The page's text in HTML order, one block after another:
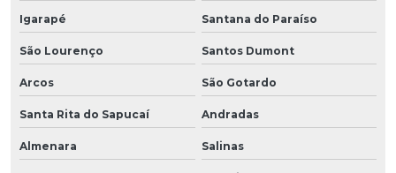
Igarapé Santana do Paraíso
São Lourenço Santos Dumont
Arcos São Gotardo
Santa Rita do Sapucaí Andradas
Almenara Salinas